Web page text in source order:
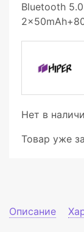
Bluetooth
Нет в
Товар уже
Описание